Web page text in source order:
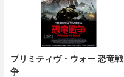
プリミティヴ・ウォー 恐竜戦
争